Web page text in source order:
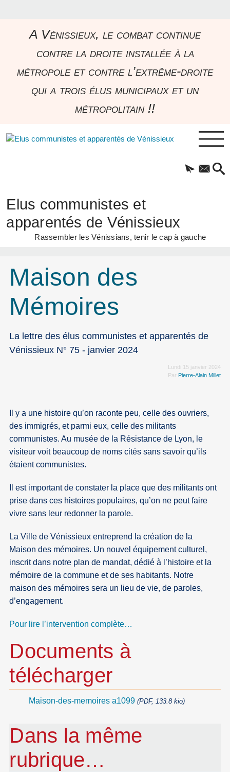
A Vénissieux, le combat continue
contre la droite installée à la
métropole et contre l’extrême-droite
qui a trois élus municipaux et un
métropolitain !!
Elus communistes et
apparentés de Vénissieux
Rassembler les Vénissians, tenir le cap à gauche
Maison des
Mémoires
La lettre des élus communistes et apparentés de
Vénissieux N° 75 - janvier 2024
Lundi 15 janvier 2024
Par Pierre-Alain Millet
Il y a une histoire qu’on raconte peu, celle des ouvriers,
des immigrés, et parmi eux, celle des militants
communistes. Au musée de la Résistance de Lyon, le
visiteur voit beaucoup de noms cités sans savoir qu’ils
étaient communistes.
Il est important de constater la place que des militants ont
prise dans ces histoires populaires, qu’on ne peut faire
vivre sans leur redonner la parole.
La Ville de Vénissieux entreprend la création de la
Maison des mémoires. Un nouvel équipement culturel,
inscrit dans notre plan de mandat, dédié à l’histoire et la
mémoire de la commune et de ses habitants. Notre
maison des mémoires sera un lieu de vie, de paroles,
d’engagement.
Pour lire l’intervention complète…
Documents à
télécharger
Maison-des-memoires a1099 (PDF, 133.8 kio)
Dans la même
rubrique…